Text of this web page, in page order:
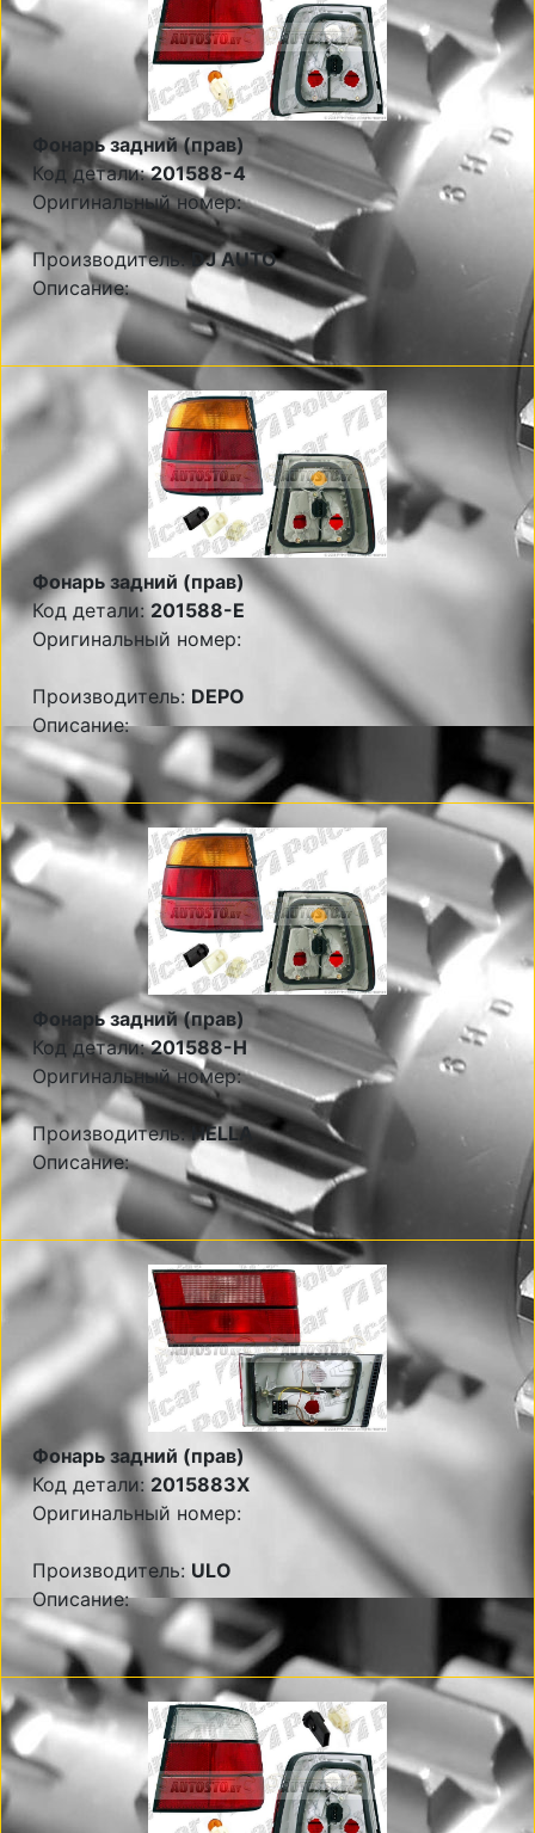
Фонарь задний (прав)
Код детали:201588-4
Оригинальный номер:
Производитель:DJ AUTO
Описание:
Фонарь задний (прав)
Код детали: 201588-E
Оригинальный номер:
Производитель: DEPO
Описание:
Фонарь задний (прав)
Код детали:201588-H
Оригинальный номер:
Производитель:HELLA
Описание:
Фонарь задний (прав)
Код детали: 2015883X
Оригинальный номер:
Производитель: ULO
Описание: